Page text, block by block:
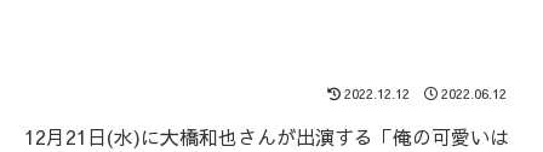
2022.12.12 2022.06.12
12月21日(水)に大橋和也さんが出演する「俺の可愛いは